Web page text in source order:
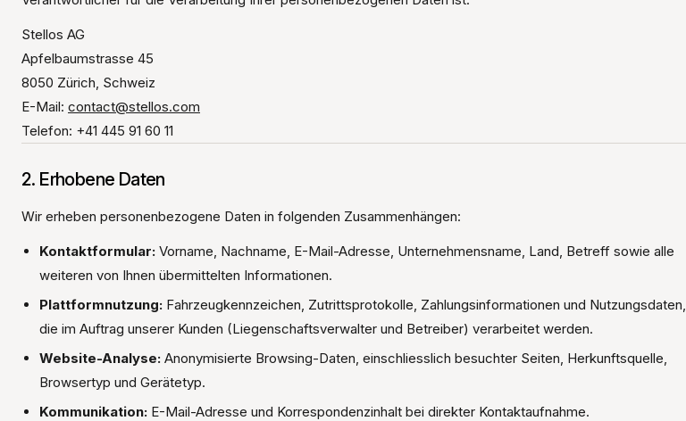
Stellos AG
Apfelbaumstrasse 45
8050 Zürich, Schweiz
E-Mail: contact@stellos.com
Telefon: +41 445 91 60 11
2. Erhobene Daten
Wir erheben personenbezogene Daten in folgenden Zusammenhängen:
Kontaktformular: Vorname, Nachname, E-Mail-Adresse, Unternehmensname, Land, Betreff sowie alle
weiteren von Ihnen übermittelten Informationen.
Plattformnutzung: Fahrzeugkennzeichen, Zutrittsprotokolle, Zahlungsinformationen und Nutzungsdaten,
die im Auftrag unserer Kunden (Liegenschaftsverwalter und Betreiber) verarbeitet werden.
Website-Analyse: Anonymisierte Browsing-Daten, einschliesslich besuchter Seiten, Herkunftsquelle,
Browsertyp und Gerätetyp.
Kommunikation: E-Mail-Adresse und Korrespondenzinhalt bei direkter Kontaktaufnahme.